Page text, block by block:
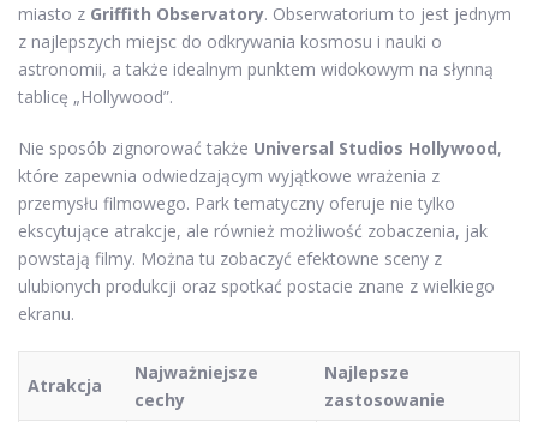
miasto z Griffith Observatory. Obserwatorium to jest jednym
z najlepszych miejsc do odkrywania kosmosu i nauki o
astronomii, a także idealnym punktem widokowym na słynną
tablicę „Hollywood”.
Nie sposób zignorować także Universal Studios Hollywood,
które zapewnia odwiedzającym wyjątkowe wrażenia z
przemysłu filmowego. Park tematyczny oferuje nie tylko
ekscytujące atrakcje, ale również możliwość zobaczenia, jak
powstają filmy. Można tu zobaczyć efektowne sceny z
ulubionych produkcji oraz spotkać postacie znane z wielkiego
ekranu.
Atrakcja
Najważniejsze
cechy
Najlepsze
zastosowanie